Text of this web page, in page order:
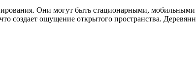
Они могут быть стационарными,
создает ощущение открытого пространства.